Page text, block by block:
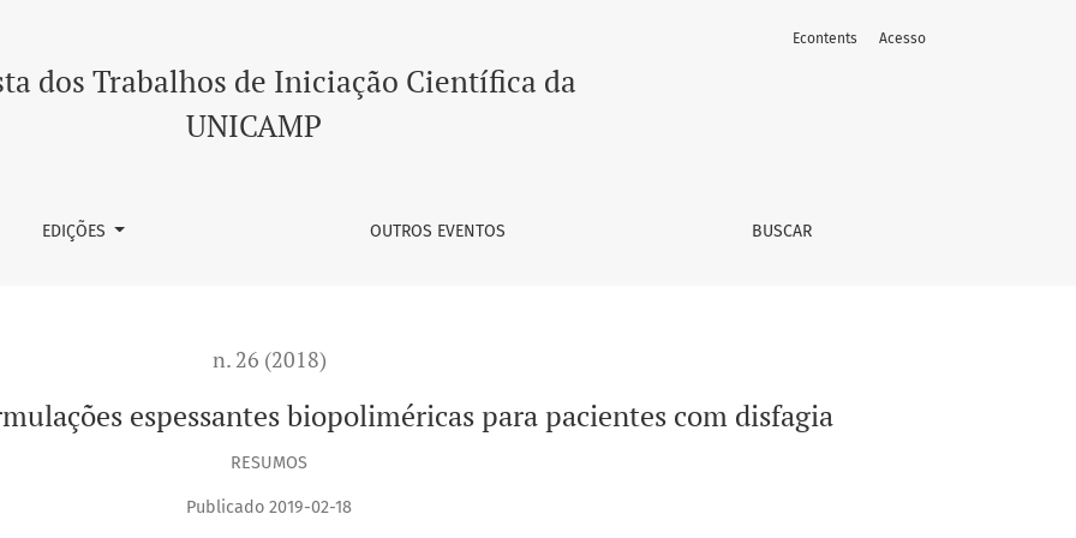
biopoliméricas para pacientes com disfagia
dos Trabalhos de Iniciação Científica da
UNICAMP
EDIÇÕES OUTROS EVENTOS BUSCAR
Econtents Acesso
n. 26 (2018)
espessantes biopoliméricas para pacientes com disfagia
RESUMOS
Publicado 2019-02-18